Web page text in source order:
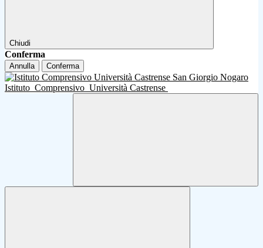
Chiudi
Conferma
Annulla Conferma
Istituto Comprensivo Università Castrense